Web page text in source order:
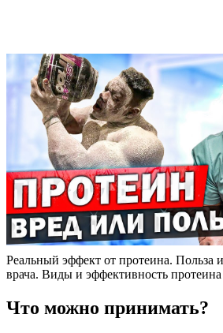
Реальный эффект от протеина.
врача. Виды и эффективность протеина
Что можно принимать?